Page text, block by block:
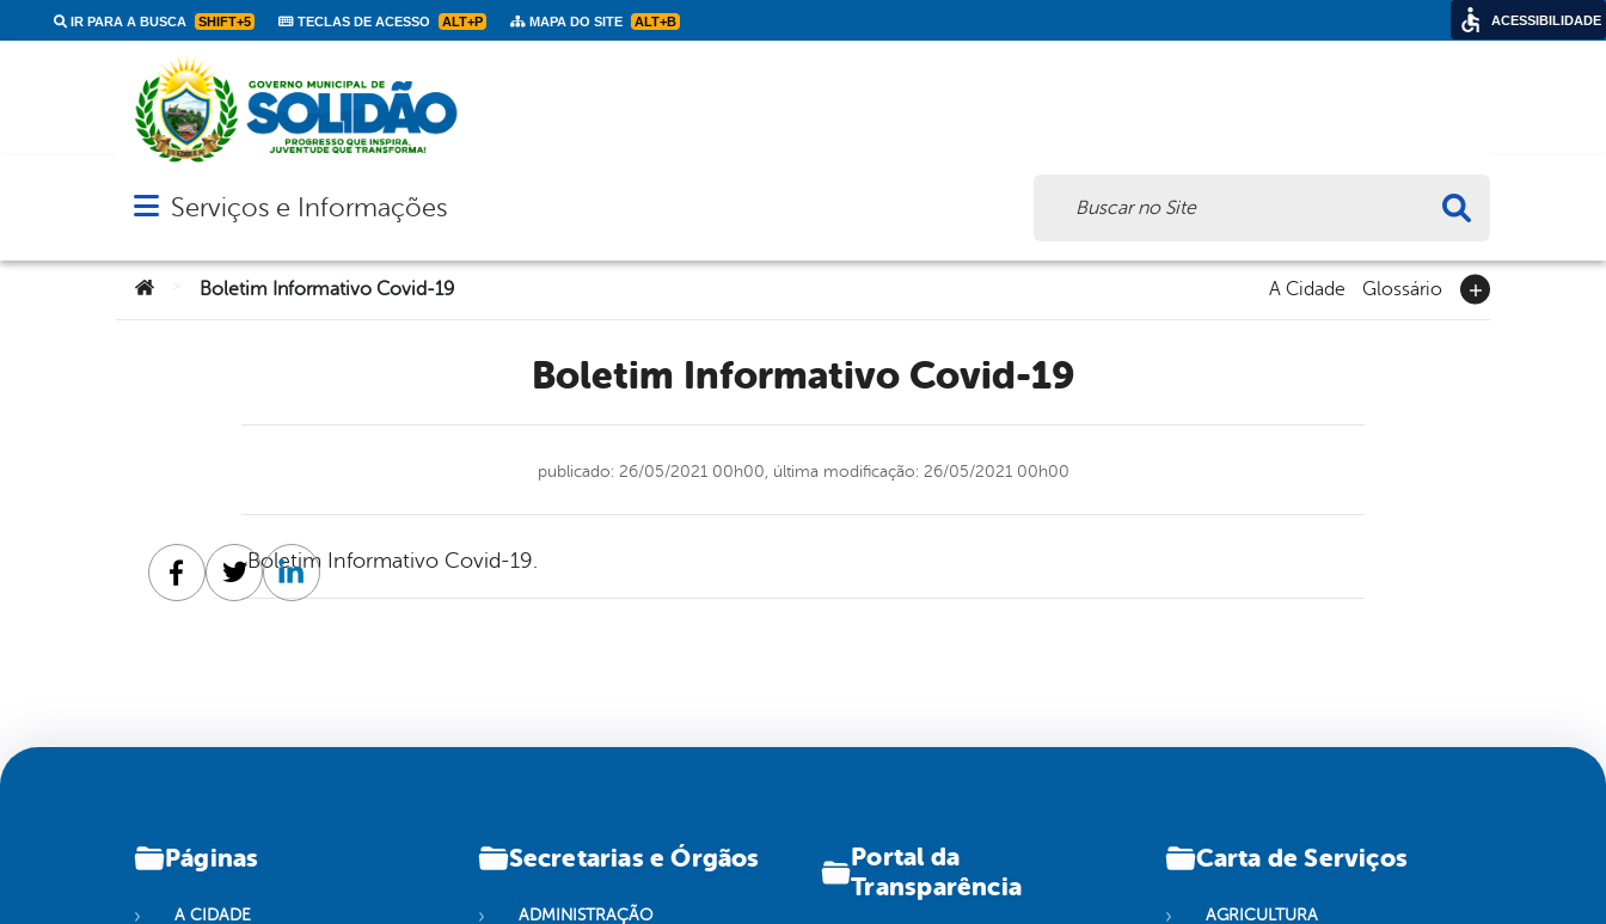
IR PARA A BUSCA SHIFT+5 TECLAS DE ACESSO ALT+P MAPA DO SITE ALT+B
Abrir menu principal de navegação
Serviços e Informações
Você está aqui:Boletim Informativo Covid-19 A Cidade Glossário
Boletim Informativo Covid-19
publicado: 26/05/2021 00h00, última modificação: 26/05/2021 00h00
Boletim Informativo Covid-19.
Facebook
TwitterLinkedin
Páginas
A CIDADE
Secretarias e Órgãos
ADMINISTRAÇÃO
Portal da
Transparência
Carta de Serviços
AGRICULTURA
ACESSIBILIDADE